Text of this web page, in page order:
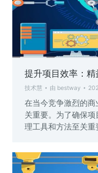
提升项目效率：
技术慧 由 bestway
在当今竞争激烈的
关重要。为了确保
理工具和方法至关